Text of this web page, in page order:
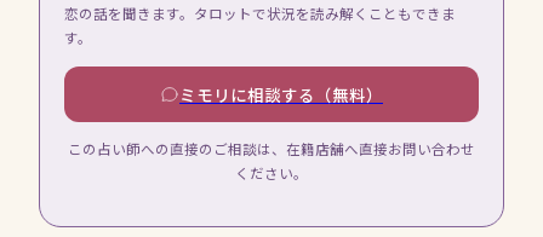
恋の話を聞きます。タロットで状況を読み解くこともできま
す。
ミモリに相談する（無料）
この占い師への直接のご相談は、在籍店舗へ直接お問い合わせ
ください。